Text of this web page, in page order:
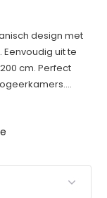
design met
uit te
cm. Perfect